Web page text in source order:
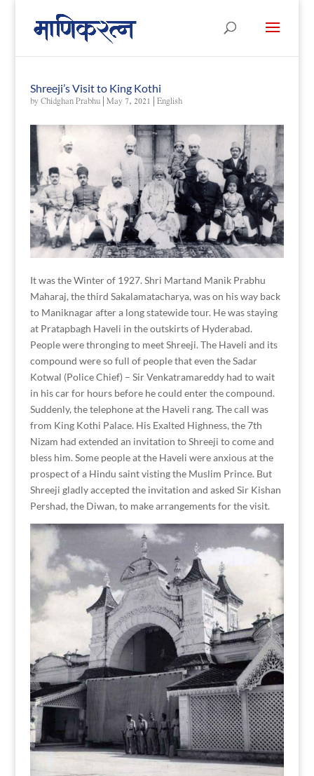
Shreeji’s Visit to King Kothi
byChidghan Prabhu| May 7, 2021 English
It was the Winter of 1927. Shri Martand Manik Prabhu
Maharaj, the third Sakalamatacharya, was on his way back
to Maniknagar after a long statewide tour. He was staying
at Pratapbagh Haveli in the outskirts of Hyderabad.
People were thronging to meet Shreeji. The Haveli and its
compound were so full of people that even the Sadar
Kotwal (Police Chief) – Sir Venkatramareddy had to wait
in his car for hours before he could enter the compound.
Suddenly, the telephone at the Haveli rang. The call was
from King Kothi Palace. His Exalted Highness, the 7th
Nizam had extended an invitation to Shreeji to come and
bless him. Some people at the Haveli were anxious at the
prospect of a Hindu saint visting the Muslim Prince. But
Shreeji gladly accepted the invitation and asked Sir Kishan
Pershad, the Diwan, to make arrangements for the visit.